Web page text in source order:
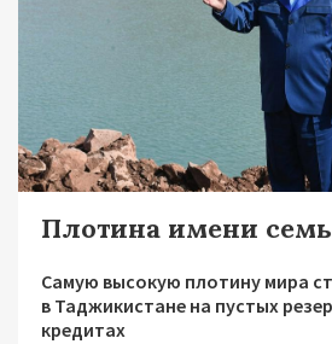
Плотина имени
Самую высокую плотину мира
в Таджикистане на пустых
кредитах